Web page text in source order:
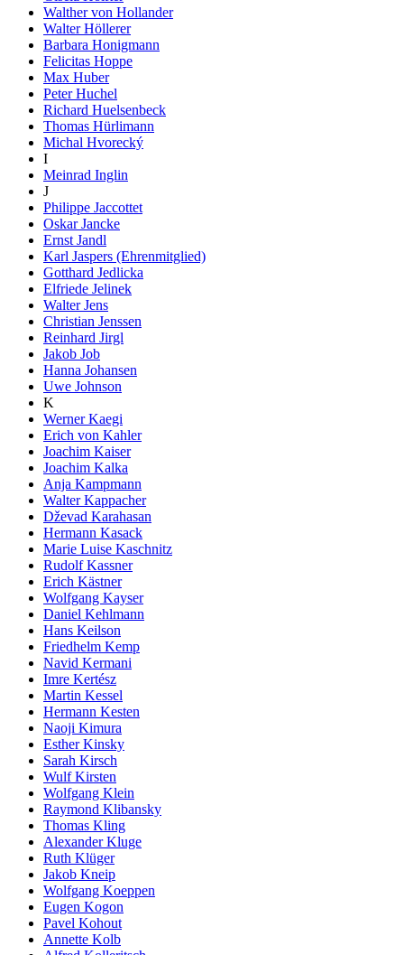
Walther von Hollander
Walter Höllerer
Barbara Honigmann
Felicitas Hoppe
Max Huber
Peter Huchel
Richard Huelsenbeck
Thomas Hürlimann
Michal Hvorecký
I
Meinrad Inglin
J
Philippe Jaccottet
Oskar Jancke
Ernst Jandl
Karl Jaspers (Ehrenmitglied)
Gotthard Jedlicka
Elfriede Jelinek
Walter Jens
Christian Jenssen
Reinhard Jirgl
Jakob Job
Hanna Johansen
Uwe Johnson
K
Werner Kaegi
Erich von Kahler
Joachim Kaiser
Joachim Kalka
Anja Kampmann
Walter Kappacher
Dževad Karahasan
Hermann Kasack
Marie Luise Kaschnitz
Rudolf Kassner
Erich Kästner
Wolfgang Kayser
Daniel Kehlmann
Hans Keilson
Friedhelm Kemp
Navid Kermani
Imre Kertész
Martin Kessel
Hermann Kesten
Naoji Kimura
Esther Kinsky
Sarah Kirsch
Wulf Kirsten
Wolfgang Klein
Raymond Klibansky
Thomas Kling
Alexander Kluge
Ruth Klüger
Jakob Kneip
Wolfgang Koeppen
Eugen Kogon
Pavel Kohout
Annette Kolb